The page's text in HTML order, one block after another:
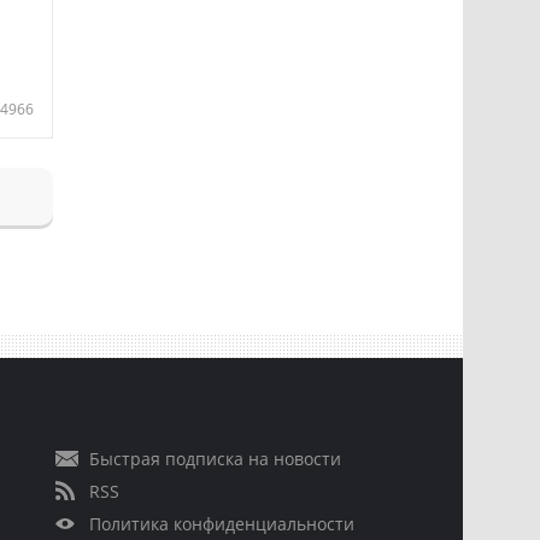
4966
Быстрая подписка на новости
RSS
Политика конфиденциальности